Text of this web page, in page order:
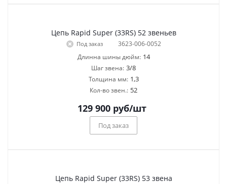
Цепь Rapid Super (33RS) 52 звеньев
Под заказ
3623-006-0052
Длинна шины дюйм: 14
Шаг звена: 3/8
Толщина мм: 1,3
Кол-во звен.: 52
129 900руб/шт
Под заказ
Цепь Rapid Super (33RS) 53 звена